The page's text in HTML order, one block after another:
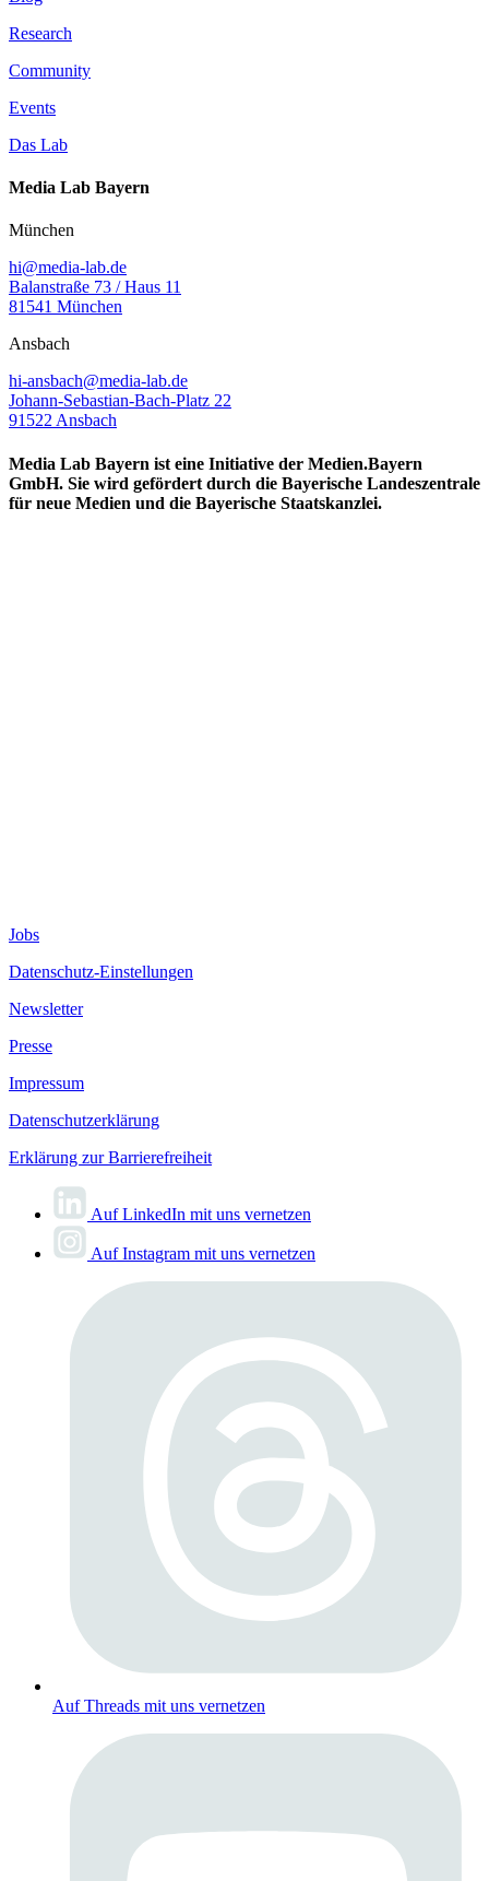
Research
Community
Events
Das Lab
Media Lab Bayern
München
hi@media-lab.de
Balanstraße 73 / Haus 11
81541 München
Ansbach
hi-ansbach@media-lab.de
Johann-Sebastian-Bach-Platz 22
91522 Ansbach
Media Lab Bayern ist eine Initiative der Medien.Bayern
GmbH. Sie wird gefördert durch die Bayerische Landeszentrale
für neue Medien und die Bayerische Staatskanzlei.
Jobs
Datenschutz-Einstellungen
Newsletter
Presse
Impressum
Datenschutzerklärung
Erklärung zur Barrierefreiheit
Auf LinkedIn mit uns vernetzen
Auf Instagram mit uns vernetzen
Auf Threads mit uns vernetzen